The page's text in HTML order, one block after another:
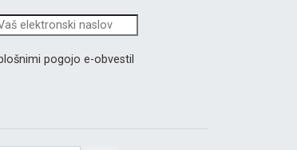
pogojo e-obvestil